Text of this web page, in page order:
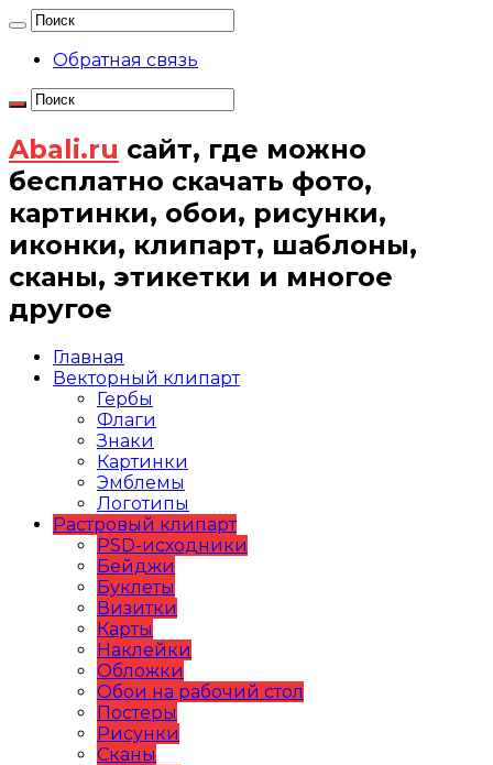
Обратная связь
Abali.ru сайт, где можно
бесплатно скачать фото,
картинки, обои, рисунки,
иконки, клипарт, шаблоны,
сканы, этикетки и многое
другое
Главная
Векторный клипарт
Гербы
Флаги
Знаки
Картинки
Эмблемы
Логотипы
Растровый клипарт
PSD-исходники
Бейджи
Буклеты
Визитки
Карты
Наклейки
Обложки
Обои на рабочий стол
Постеры
Рисунки
Сканы